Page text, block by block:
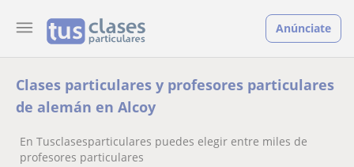
Anúnciate
Clases particulares y profesores particulares
de alemán en Alcoy
En Tusclasesparticulares puedes elegir entre miles de
profesores particulares